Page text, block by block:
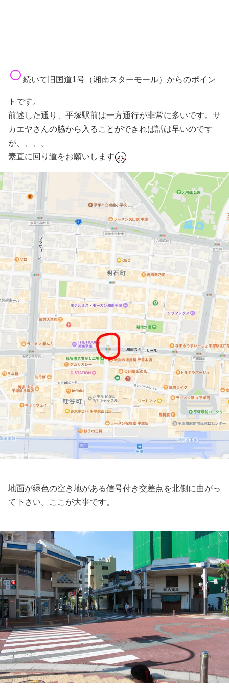
○ 続いて旧国道1号（湘南スターモール）からのポイン
トです。
前述した通り、平塚駅前は一方通行が非常に多いです。サ
カエヤさんの脇から入ることができれば話は早いのです
が、、、。
素直に回り道をお願いします
地面が緑色の空き地がある信号付き交差点を北側に曲がっ
て下さい。ここが大事です。